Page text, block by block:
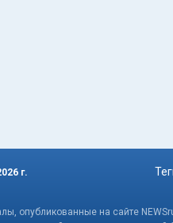
г.
опубликованные на сайте